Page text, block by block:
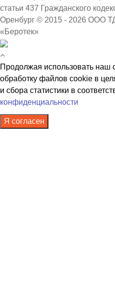
статьи 437 Гражданского
Оренбург © 2015 - 2026 ООО
«Беротек»
Продолжая использовать наш
обработку файлов cookie в
и сбора статистики в
конфиденциальности
Я согласен